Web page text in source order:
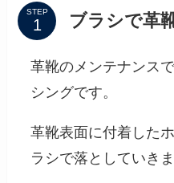
STEP ブラシで革
革靴のメンテナンス
シングです。
革靴表面に付着した
ラシで落としていきま